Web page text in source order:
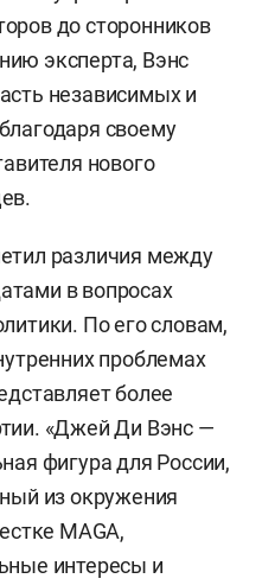
своих
во главе с Марко
во главе с
называют копией
именно Вэнс имеет
кандидатом от
способен
внутри партии — от
до сторонников
эксперта, Вэнс
независимых и
своему
нового